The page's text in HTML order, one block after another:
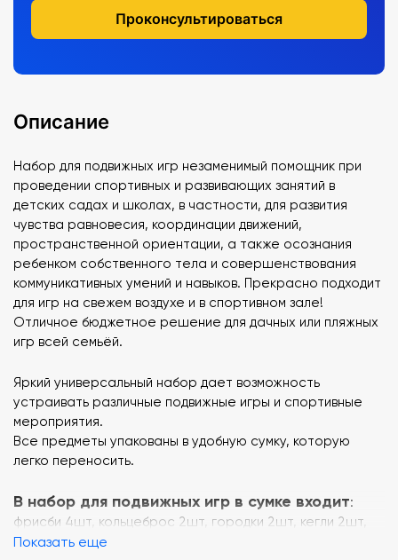
Проконсультироваться
Описание
Набор для подвижных игр незаменимый помощник при
проведении спортивных и развивающих занятий в
детских садах и школах, в частности, для развития
чувства равновесия, координации движений,
пространственной ориентации, а также осознания
ребенком собственного тела и совершенствования
коммуникативных умений и навыков. Прекрасно подходит
для игр на свежем воздухе и в спортивном зале!
Отличное бюджетное решение для дачных или пляжных
игр всей семьёй.
Яркий универсальный набор дает возможность
устраивать различные подвижные игры и спортивные
мероприятия.
Все предметы упакованы в удобную сумку, которую
легко переносить.
В набор для подвижных игр в сумке входит:
фрисби 4шт, кольцеброс 2шт, городки 2шт, кегли 2шт,
мини-гольф 1шт, ракетки пляжные с воланом 2шт, хоккей
Показать еще